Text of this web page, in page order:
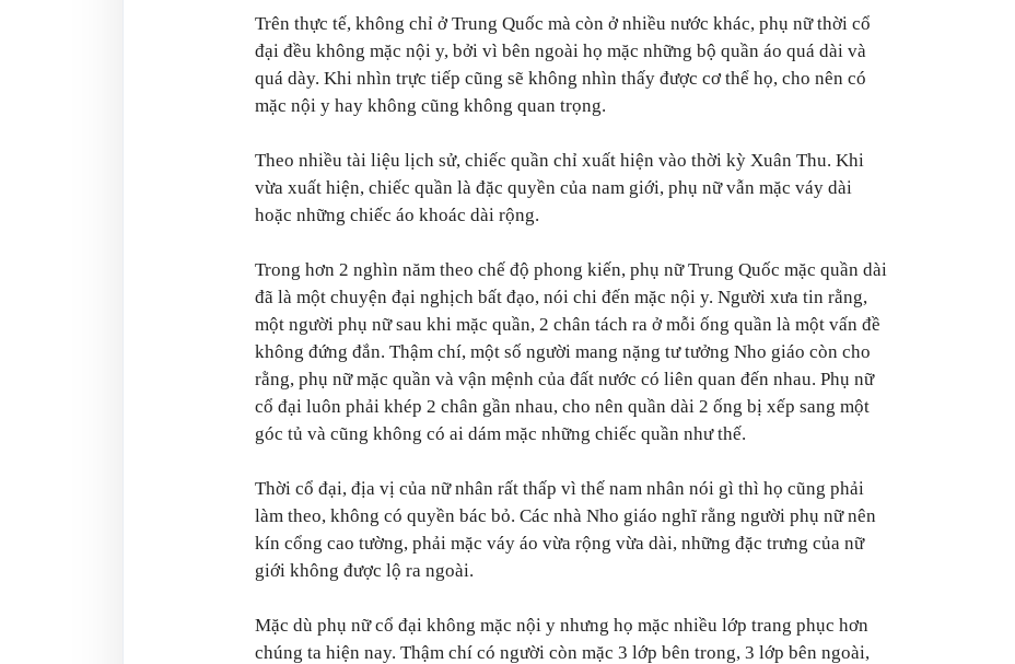
Trên thực tế, không chỉ ở Trung Quốc mà còn ở nhiều nước khác, phụ nữ thời cổ
đại đều không mặc nội y, bởi vì bên ngoài họ mặc những bộ quần áo quá dài và
quá dày. Khi nhìn trực tiếp cũng sẽ không nhìn thấy được cơ thể họ, cho nên có
mặc nội y hay không cũng không quan trọng.
Theo nhiều tài liệu lịch sử, chiếc quần chỉ xuất hiện vào thời kỳ Xuân Thu. Khi
vừa xuất hiện, chiếc quần là đặc quyền của nam giới, phụ nữ vẫn mặc váy dài
hoặc những chiếc áo khoác dài rộng.
Trong hơn 2 nghìn năm theo chế độ phong kiến, phụ nữ Trung Quốc mặc quần dài
đã là một chuyện đại nghịch bất đạo, nói chi đến mặc nội y. Người xưa tin rằng,
một người phụ nữ sau khi mặc quần, 2 chân tách ra ở mỗi ống quần là một vấn đề
không đứng đắn. Thậm chí, một số người mang nặng tư tưởng Nho giáo còn cho
rằng, phụ nữ mặc quần và vận mệnh của đất nước có liên quan đến nhau. Phụ nữ
cổ đại luôn phải khép 2 chân gần nhau, cho nên quần dài 2 ống bị xếp sang một
góc tủ và cũng không có ai dám mặc những chiếc quần như thế.
Thời cổ đại, địa vị của nữ nhân rất thấp vì thế nam nhân nói gì thì họ cũng phải
làm theo, không có quyền bác bỏ. Các nhà Nho giáo nghĩ rằng người phụ nữ nên
kín cổng cao tường, phải mặc váy áo vừa rộng vừa dài, những đặc trưng của nữ
giới không được lộ ra ngoài.
Mặc dù phụ nữ cổ đại không mặc nội y nhưng họ mặc nhiều lớp trang phục hơn
chúng ta hiện nay. Thậm chí có người còn mặc 3 lớp bên trong, 3 lớp bên ngoài,